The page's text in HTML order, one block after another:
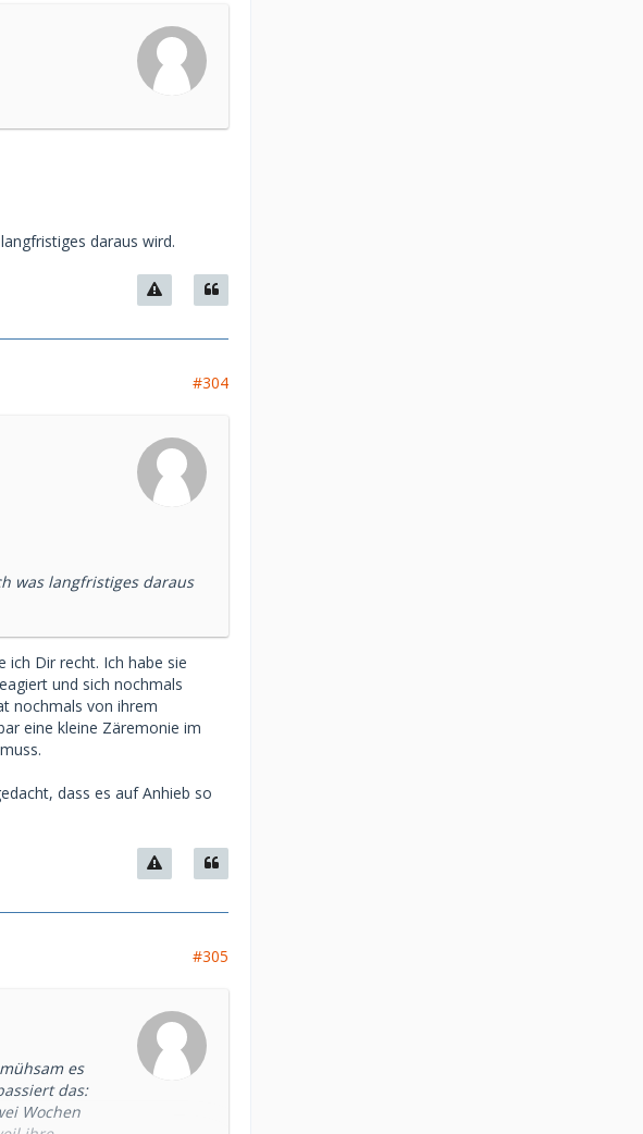
daraus wird.
#304
was langfristiges daraus
ich Dir recht. Ich habe sie
und sich nochmals
nochmals von ihrem
eine kleine Zäremonie im
dass es auf Anhieb so
#305
es
das:
Wochen